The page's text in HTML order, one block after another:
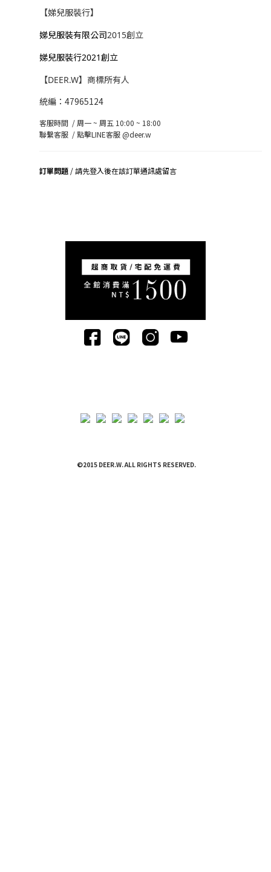
【娣兒服裝行】
娣兒服裝有限公司2015創立
娣兒服裝行2021創立
【DEER.W】商標所有人
統編：47965124
客服時間 / 周一 ~ 周五 10:00 ~ 18:00
聯繫客服 /點擊LINE客服 @deer.w
訂單問題 / 請先登入後在該訂單通訊處留言
©2015 DEER.W. ALL RIGHTS RESERVED.